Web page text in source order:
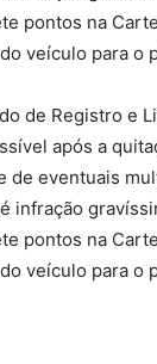
pontos na
veículo para o
de Registro e
após a
de eventuais
infração
pontos na
veículo para o